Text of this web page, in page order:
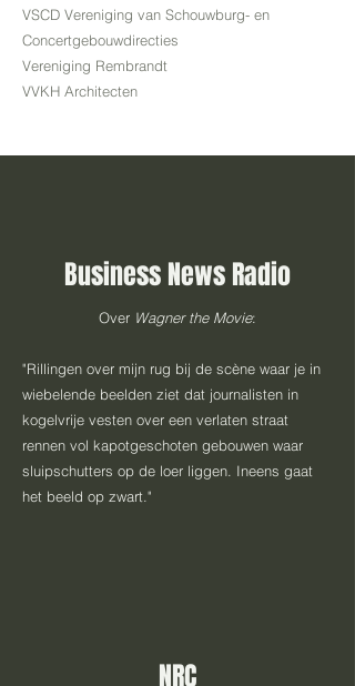
VSCD Vereniging van Schouwburg- en
Concertgebouwdirecties
Vereniging Rembrandt
VVKH Architecten
Business News Radio
Over Wagner the Movie:
"Rillingen over mijn rug bij de scène waar je in
wiebelende beelden ziet dat journalisten in
kogelvrije vesten over een verlaten straat
rennen vol kapotgeschoten gebouwen waar
sluipschutters op de loer liggen. Ineens gaat
het beeld op zwart."
NRC